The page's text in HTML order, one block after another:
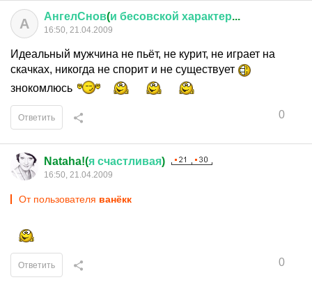
А АнгелСнов(и бесовской характер...
16:50, 21.04.2009
Идеальный мужчина не пьёт, не курит, не играет на
скачках, никогда не спорит и не существует
знокомлюсь
0
Ответить
Nataha!(я счастливая)
16:50, 21.04.2009
От пользователя ванёкк
0
Ответить